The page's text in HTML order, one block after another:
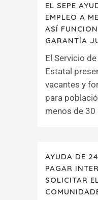
EL SEPE
EMPLEO A
ASÍ
GARANTÍA
El Servicio
Estatal
vacantes y
para
menos de 30
AYUDA DE
PAGAR
SOLICITAR